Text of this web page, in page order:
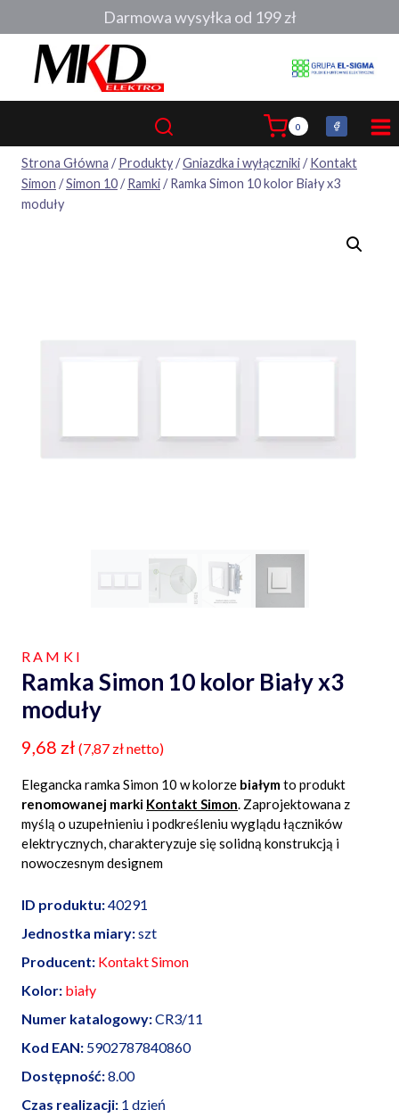
do
0
Strona Główna / Produkty/Gniazdka i wyłączniki/ Kontakt
Simon /Simon 10/ Ramki/ Ramka Simon 10 kolor Biały x3
moduły
RAMKI
Ramka Simon 10 kolor Biały x3
moduły
9,68 zł (7,87 złnetto)
Elegancka ramka Simon 10 w kolorze białymto produkt
renomowanej marki Kontakt Simon . Zaprojektowana z
myślą o uzupełnieniu i podkreśleniu wyglądu łączników
elektrycznych, charakteryzuje się solidną konstrukcją i
nowoczesnym designem
ID produktu:40291
Jednostka miary:szt
Producent: Kontakt Simon
Kolor: biały
Numer katalogowy:CR3/11
Kod EAN: 5902787840860
Dostępność:8.00
Czas realizacji: 1 dzień
Darmowa wysyłka od 199 zł